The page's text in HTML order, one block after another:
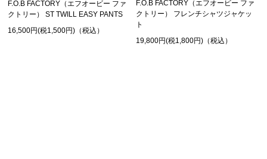
F.O.B FACTORY（エフオービー ファ
クトリー） ST TWILL EASY PANTS
16,500円(税1,500円)（税込）
F.O.B FACTORY（エフオービー ファ
クトリー） フレンチシャツジャケッ
ト
19,800円(税1,800円)（税込）